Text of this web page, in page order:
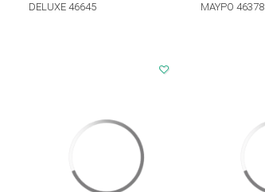
DELUXE 46645
ΜΑΥΡΟ 46378